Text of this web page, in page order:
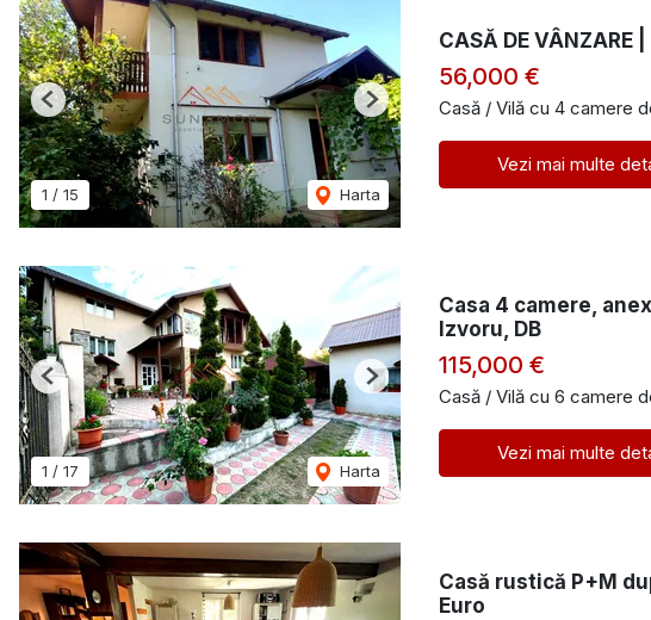
1 / 15 Harta
Previous Next
CASĂ DE VÂNZARE
56,000 €
Casă / Vilă cu 4 camere
Vezi mai multe
1 / 17 Harta
Previous Next
Casa 4 camere,
Izvoru, DB
115,000 €
Casă / Vilă cu 6 camere
Vezi mai multe
Casă rustică P+M
Euro